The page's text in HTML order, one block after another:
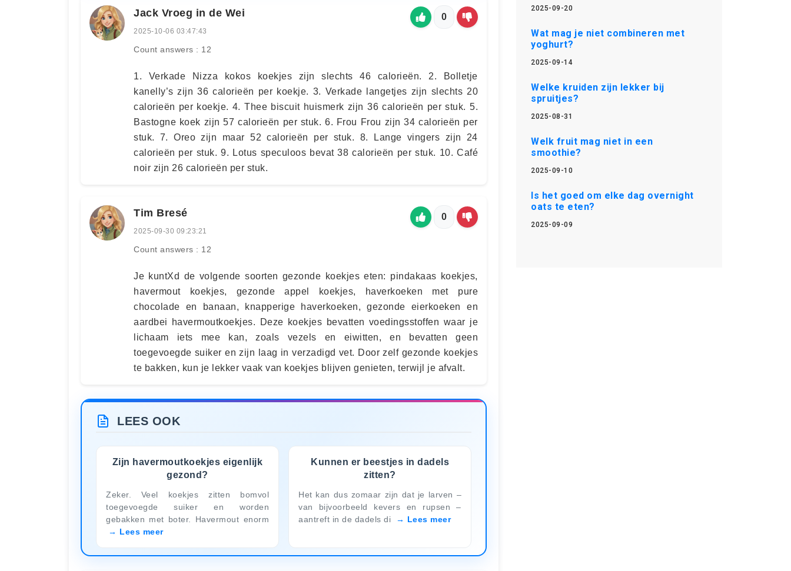
Jack Vroeg in de Wei
2025-10-06 03:47:43
Count answers : 12
0
1. Verkade Nizza kokos koekjes zijn slechts 46 calorieën. 2. Bolletje
kanelly’s zijn 36 calorieën per koekje. 3. Verkade langetjes zijn slechts 20
calorieën per koekje. 4. Thee biscuit huismerk zijn 36 calorieën per stuk. 5.
Bastogne koek zijn 57 calorieën per stuk. 6. Frou Frou zijn 34 calorieën per
stuk. 7. Oreo zijn maar 52 calorieën per stuk. 8. Lange vingers zijn 24
calorieën per stuk. 9. Lotus speculoos bevat 38 calorieën per stuk. 10. Café
noir zijn 26 calorieën per stuk.
Tim Bresé
2025-09-30 09:23:21
Count answers : 12
0
Je kuntXd de volgende soorten gezonde koekjes eten: pindakaas koekjes,
havermout koekjes, gezonde appel koekjes, haverkoeken met pure
chocolade en banaan, knapperige haverkoeken, gezonde eierkoeken en
aardbei havermoutkoekjes. Deze koekjes bevatten voedingsstoffen waar je
lichaam iets mee kan, zoals vezels en eiwitten, en bevatten geen
toegevoegde suiker en zijn laag in verzadigd vet. Door zelf gezonde koekjes
te bakken, kun je lekker vaak van koekjes blijven genieten, terwijl je afvalt.
LEES OOK
Zijn havermoutkoekjes eigenlijk
gezond?
Zeker. Veel koekjes zitten bomvol
toegevoegde suiker en worden
gebakken met boter. Havermout enorm
Lees meer
Kunnen er beestjes in dadels
zitten?
Het kan dus zomaar zijn dat je larven –
van bijvoorbeeld kevers en rupsen –
aantreft in de dadels di
Lees meer
2025-09-20
Wat mag je niet combineren met
yoghurt?
2025-09-14
Welke kruiden zijn lekker bij
spruitjes?
2025-08-31
Welk fruit mag niet in een
smoothie?
2025-09-10
Is het goed om elke dag overnight
oats te eten?
2025-09-09